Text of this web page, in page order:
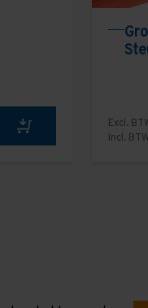
Excl.
Incl. BTW